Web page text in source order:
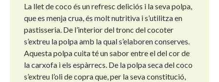
La llet de coco és un refresc deliciós i la seva polpa,
que es menja crua, és molt nutritiva i s’utilitza en
pastisseria. De l’interior del tronc del cocoter
s’extreu la polpa amb la qual s’elaboren conserves.
Aquesta polpa cuita té un sabor entre el del cor de
la carxofa i els espàrrecs. De la polpa seca del coco
s’extreu l’oli de copra que, per la seva constitució,